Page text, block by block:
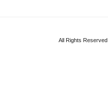
All Rights Reserved